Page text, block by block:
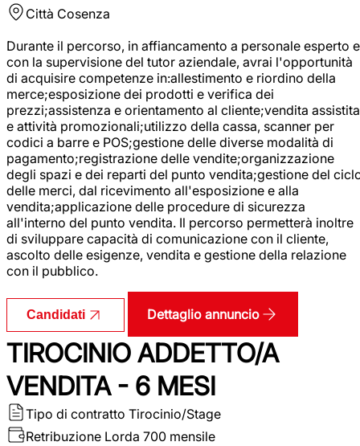
Città Cosenza
Durante il percorso, in affiancamento a personale esperto e
con la supervisione del tutor aziendale, avrai l'opportunità
di acquisire competenze in:allestimento e riordino della
merce;esposizione dei prodotti e verifica dei
prezzi;assistenza e orientamento al cliente;vendita assistita
e attività promozionali;utilizzo della cassa, scanner per
codici a barre e POS;gestione delle diverse modalità di
pagamento;registrazione delle vendite;organizzazione
degli spazi e dei reparti del punto vendita;gestione del
delle merci, dal ricevimento all'esposizione e alla
vendita;applicazione delle procedure di sicurezza
all'interno del punto vendita. Il percorso permetterà inoltre
di sviluppare capacità di comunicazione con il cliente,
ascolto delle esigenze, vendita e gestione della relazione
con il pubblico.
Candidati Dettaglio annuncio
TIROCINIO ADDETTO/A
VENDITA - 6 MESI
Tipo di contratto Tirocinio/Stage
Retribuzione Lorda 700 mensile